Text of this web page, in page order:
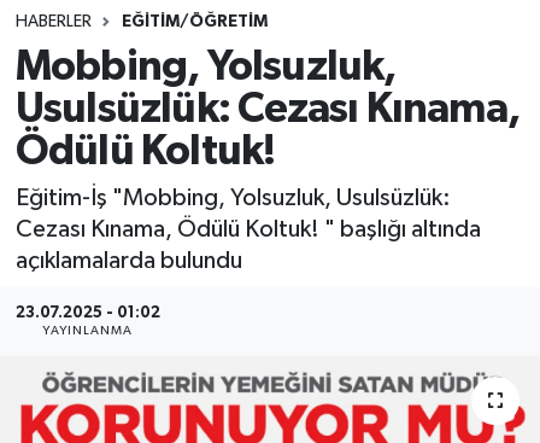
HABERLER EĞİTİM/ÖĞRETİM
Mobbing, Yolsuzluk,
Usulsüzlük: Cezası Kınama,
Ödülü Koltuk!
Eğitim-İş "Mobbing, Yolsuzluk, Usulsüzlük:
Cezası Kınama, Ödülü Koltuk! " başlığı altında
açıklamalarda bulundu
23.07.2025 - 01:02
YAYINLANMA
YARIŞMA/ETKİNLİKLER
ANKET
MEVZUAT/KARARLAR